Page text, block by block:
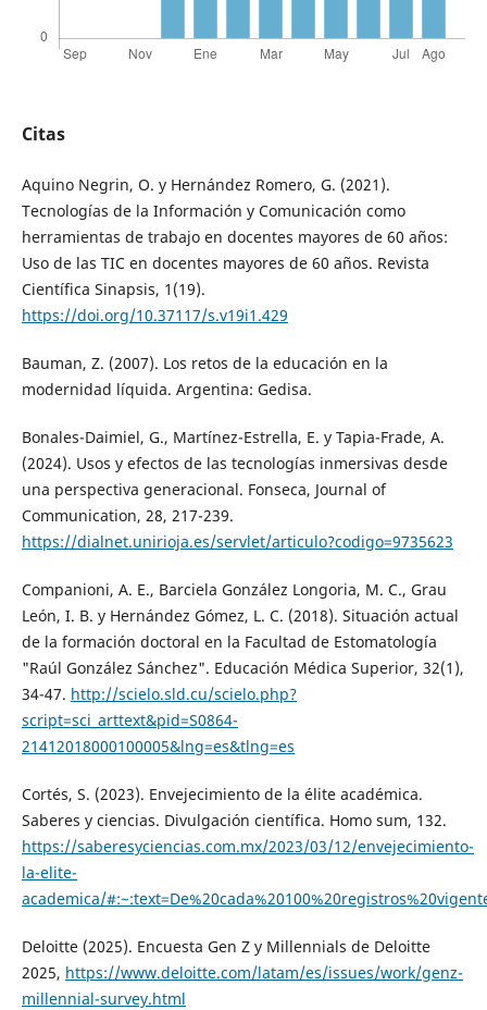
Citas
Aquino Negrin, O. y Hernández Romero, G. (2021).
Tecnologías de la Información y Comunicación como
herramientas de trabajo en docentes mayores de 60 años:
Uso de las TIC en docentes mayores de 60 años. Revista
Científica Sinapsis, 1(19).
https://doi.org/10.37117/s.v19i1.429
Bauman, Z. (2007). Los retos de la educación en la
modernidad líquida. Argentina: Gedisa.
Bonales-Daimiel, G., Martínez-Estrella, E. y Tapia-Frade, A.
(2024). Usos y efectos de las tecnologías inmersivas desde
una perspectiva generacional. Fonseca, Journal of
Communication, 28, 217-239.
https://dialnet.unirioja.es/servlet/articulo?codigo=9735623
Companioni, A. E., Barciela González Longoria, M. C., Grau
León, I. B. y Hernández Gómez, L. C. (2018). Situación actual
de la formación doctoral en la Facultad de Estomatología
"Raúl González Sánchez". Educación Médica Superior, 32(1),
34-47. http://scielo.sld.cu/scielo.php?
script=sci_arttext&pid=S0864-
21412018000100005&lng=es&tlng=es
Cortés, S. (2023). Envejecimiento de la élite académica.
Saberes y ciencias. Divulgación científica. Homo sum, 132.
https://saberesyciencias.com.mx/2023/03/12/envejecimiento-
la-elite-
academica/
Deloitte (2025). Encuesta Gen Z y Millennials de Deloitte
2025, https://www.deloitte.com/latam/es/issues/work/genz-
millennial-survey.html